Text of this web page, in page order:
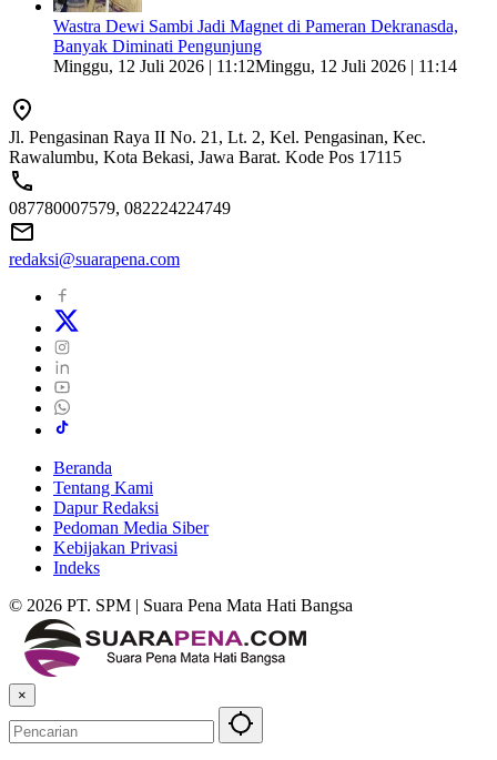
Wastra Dewi Sambi Jadi Magnet di Pameran Dekranasda,
Banyak Diminati Pengunjung
Minggu, 12 Juli 2026 | 11:12Minggu, 12 Juli 2026 | 11:14
Jl. Pengasinan Raya II No. 21, Lt. 2, Kel. Pengasinan, Kec.
Rawalumbu, Kota Bekasi, Jawa Barat. Kode Pos 17115
087780007579, 082224224749
redaksi@suarapena.com
Beranda
Tentang Kami
Dapur Redaksi
Pedoman Media Siber
Kebijakan Privasi
Indeks
© 2026 PT. SPM | Suara Pena Mata Hati Bangsa
×